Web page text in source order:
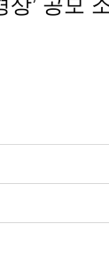
’ 공모